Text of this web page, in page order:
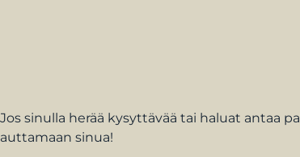
Jos sinulla herää kysyttävää tai haluat antaa
auttamaan sinua!